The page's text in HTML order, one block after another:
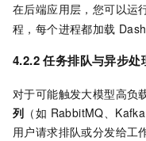
在后端应用层，您可以运
程，每个进程都加载
4.2.2 任务排队与异步处
对于可能触发大模型高负
列 （如 RabbitMQ、
用户请求排队或分发给工